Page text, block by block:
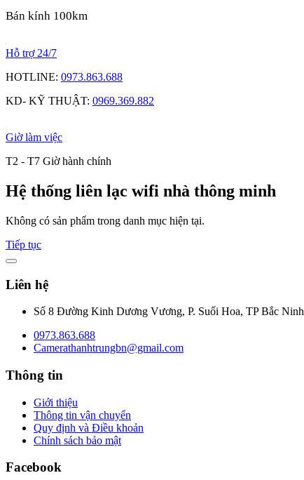
Bán kính 100km
Hỗ trợ 24/7
HOTLINE: 0973.863.688
KD- KỸ THUẬT: 0969.369.882
Giờ làm việc
T2 - T7 Giờ hành chính
Hệ thống liên lạc wifi nhà thông minh
Không có sản phẩm trong danh mục hiện tại.
Tiếp tục
Liên hệ
Số 8 Đường Kinh Dương Vương, P. Suối Hoa, TP Bắc Ninh
0973.863.688
Camerathanhtrungbn@gmail.com
Thông tin
Giới thiệu
Thông tin vận chuyển
Quy định và Điều khoản
Chính sách bảo mật
Facebook